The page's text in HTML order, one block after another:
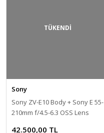
TÜKENDİ
Sony
Sony ZV-E10 Body + Sony E 55-
210mm f/4.5-6.3 OSS Lens
42.500,00 TL